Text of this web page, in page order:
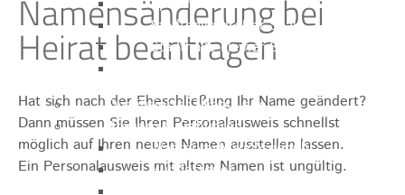
Stadthalle großer Saal
Stadthalle kleiner Saal
Qualifizierter Mietspiegel
Steuern & Gebühren
Wasserverbrauchsgebühr
Hundesteuer
Namensänderung bei
Heirat beantragen
Hat sich nach der Eheschließung Ihr Name geändert?
Dann müssen Sie Ihren Personalausweis schnellst
möglich auf Ihren neuen Namen ausstellen lassen.
Ein Personalausweis mit altem Namen ist ungültig.